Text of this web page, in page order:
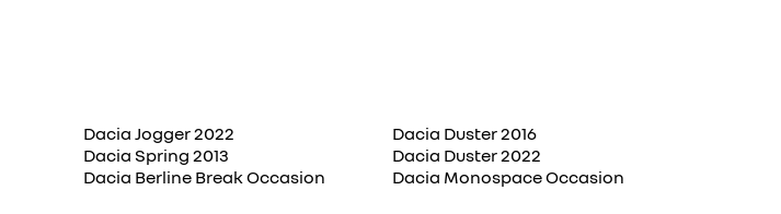
Dacia Jogger 2022
Dacia Duster 2016
Dacia Spring 2013
Dacia Duster 2022
Dacia Berline Break Occasion Dacia Monospace Occasion